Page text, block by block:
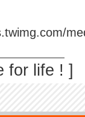
for life ! ]